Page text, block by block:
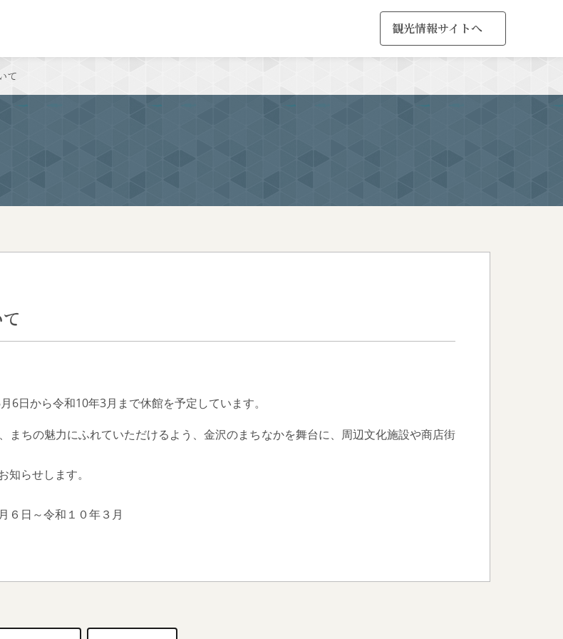
観光情報サイトへ
て
日から令和10年3月まで休館を予定しています。
ちの魅力にふれていただけるよう、金沢のまちなかを舞台に、周辺文化施設や商店街
らせします。
６日～令和１０年３月